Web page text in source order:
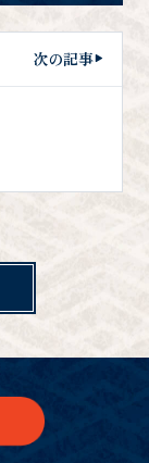
次の記事